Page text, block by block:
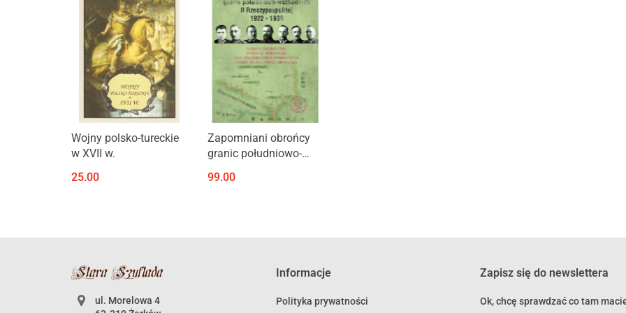
Hotelu Lambert rumuńskojęzyczne
Produkt niedostępny
Wojny polsko-tureckie
w XVII w.
25.00
Produkt niedostępny
Zapomniani obrońcy
granic południowo-
Rzeczypospolitej 1922-
99.00
ul. Morelowa 4
Informacje
Polityka prywatności
Zapisz się do newslettera
Ok, chcę sprawdzać co tam